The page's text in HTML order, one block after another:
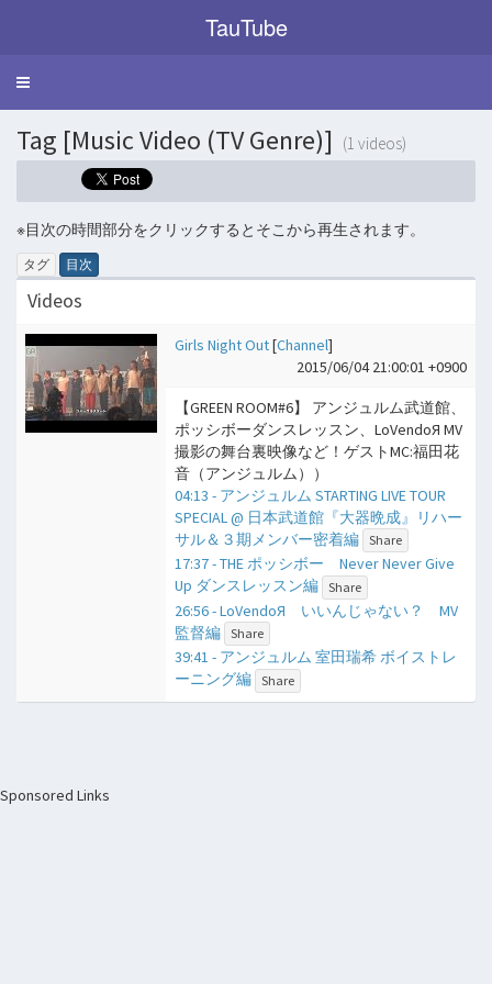
TauTube
Toggle
Tag [Music Video (TV Genre)] (1 videos)
※目次の時間部分をクリックするとそこから再生されます。
タグ 目次
Videos
Girls Night Out[Channel]
2015/06/04 21:00:01 +0900
【GREEN ROOM#6】 アンジュルム武道館、
ポッシボーダンスレッスン、LoVendoЯ MV
撮影の舞台裏映像など！ゲストMC:福田花
音（アンジュルム））
04:13 - アンジュルム STARTING LIVE TOUR
SPECIAL @ 日本武道館『大器晩成』リハー
サル＆３期メンバー密着編 Share
17:37 - THE ポッシボー Never Never Give
Up ダンスレッスン編 Share
26:56 - LoVendoЯ いいんじゃない？ MV
監督編 Share
39:41 - アンジュルム 室田瑞希 ボイストレ
ーニング編 Share
Sponsored Links